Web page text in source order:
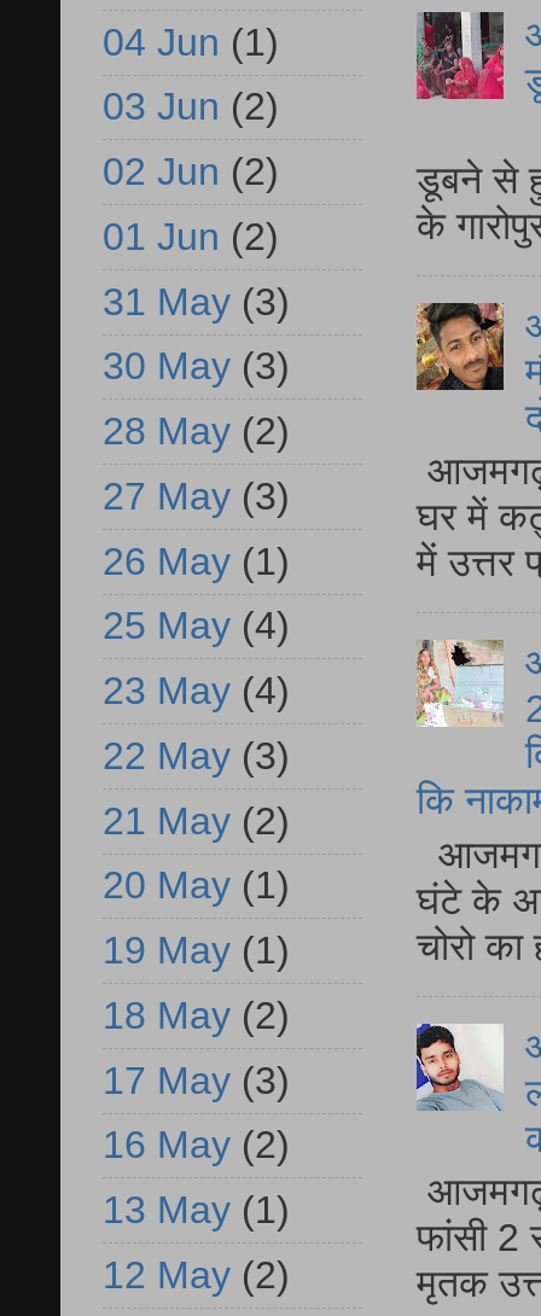
डूबने से
के
घर में
में
कि
घंटे के
चोरो
आजमगढ़
फांसी 2
मृतक
04 Jun (1)
03 Jun (2)
02 Jun (2)
01 Jun (2)
31 May (3)
30 May (3)
28 May (2)
27 May (3)
26 May (1)
25 May (4)
23 May (4)
22 May (3)
21 May (2)
20 May (1)
19 May (1)
18 May (2)
17 May (3)
16 May (2)
13 May (1)
12 May (2)